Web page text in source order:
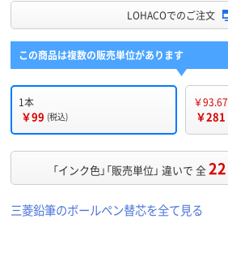
LOHACOでのご注文
この商品は複数の販売単位があります
1本
￥99 (税込)
￥93.67
￥281
「インク色」「販売単位」 違いで 全22
三菱鉛筆のボールペン替芯を全て見る